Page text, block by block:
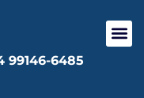
99146-6485